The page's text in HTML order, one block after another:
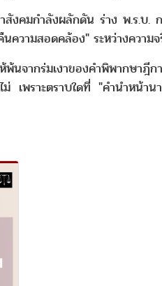
งคมกำลังผลักดัน ร่าง พ.ร.บ.
ความสอดคล้อง" ระหว่างควา
พ้นจากร่มเงาของคำพิพากษ
ไม่ เพราะตราบใดที่ "คำนำห